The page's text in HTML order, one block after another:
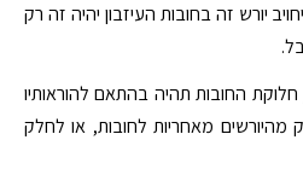
יורש זה בחובות העיזבון יהיה זה רק
החובות תהיה בהתאם להוראותיו
מאחריות לחובות, או לחלק